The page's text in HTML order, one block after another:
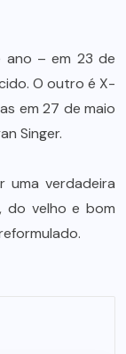
ano – em 23 de
O outro é X-
em 27 de maio
Singer.
uma verdadeira
do velho e bom